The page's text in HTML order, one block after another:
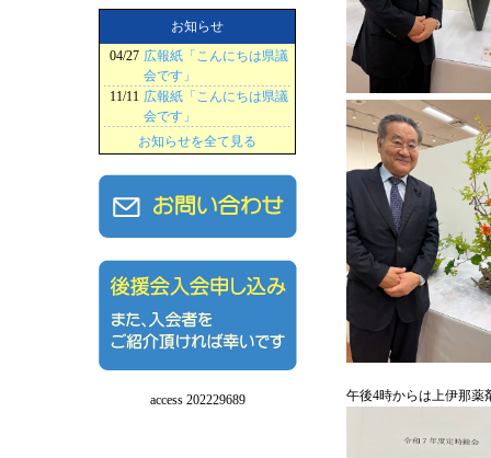
お知らせ
04/27 広報紙「こんにちは県議
会です」
11/11 広報紙「こんにちは県議
会です」
お知らせを全て見る
access 202229689 午後4時からは上伊那薬